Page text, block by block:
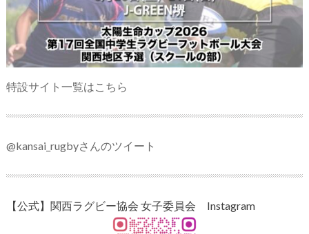
特設サイト一覧はこちら
@kansai_rugbyさんのツイート
【公式】関西ラグビー協会 女子委員会 Instagram